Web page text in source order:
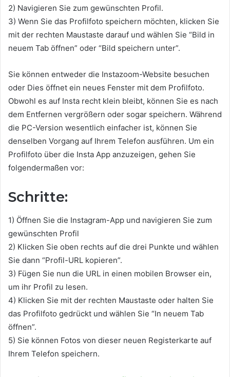
2) Navigieren Sie zum gewünschten Profil.
3) Wenn Sie das Profilfoto speichern möchten, klicken Sie
mit der rechten Maustaste darauf und wählen Sie “Bild in
neuem Tab öffnen” oder “Bild speichern unter”.
Sie können entweder die Instazoom-Website besuchen
oder Dies öffnet ein neues Fenster mit dem Profilfoto.
Obwohl es auf Insta recht klein bleibt, können Sie es nach
dem Entfernen vergrößern oder sogar speichern. Während
die PC-Version wesentlich einfacher ist, können Sie
denselben Vorgang auf Ihrem Telefon ausführen. Um ein
Profilfoto über die Insta App anzuzeigen, gehen Sie
folgendermaßen vor:
Schritte:
1) Öffnen Sie die Instagram-App und navigieren Sie zum
gewünschten Profil
2) Klicken Sie oben rechts auf die drei Punkte und wählen
Sie dann “Profil-URL kopieren”.
3) Fügen Sie nun die URL in einen mobilen Browser ein,
um ihr Profil zu lesen.
4) Klicken Sie mit der rechten Maustaste oder halten Sie
das Profilfoto gedrückt und wählen Sie “In neuem Tab
öffnen”.
5) Sie können Fotos von dieser neuen Registerkarte auf
Ihrem Telefon speichern.